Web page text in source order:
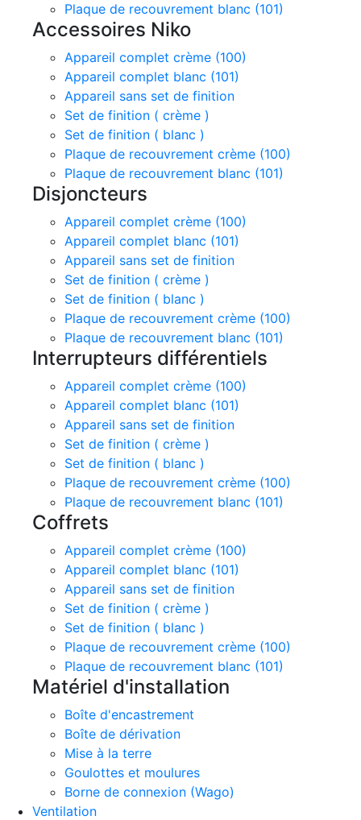
Plaque de recouvrement blanc (101)
Accessoires Niko
Appareil complet crème (100)
Appareil complet blanc (101)
Appareil sans set de finition
Set de finition ( crème )
Set de finition ( blanc )
Plaque de recouvrement crème (100)
Plaque de recouvrement blanc (101)
Disjoncteurs
Appareil complet crème (100)
Appareil complet blanc (101)
Appareil sans set de finition
Set de finition ( crème )
Set de finition ( blanc )
Plaque de recouvrement crème (100)
Plaque de recouvrement blanc (101)
Interrupteurs différentiels
Appareil complet crème (100)
Appareil complet blanc (101)
Appareil sans set de finition
Set de finition ( crème )
Set de finition ( blanc )
Plaque de recouvrement crème (100)
Plaque de recouvrement blanc (101)
Coffrets
Appareil complet crème (100)
Appareil complet blanc (101)
Appareil sans set de finition
Set de finition ( crème )
Set de finition ( blanc )
Plaque de recouvrement crème (100)
Plaque de recouvrement blanc (101)
Matériel d'installation
Boîte d'encastrement
Boîte de dérivation
Mise à la terre
Goulottes et moulures
Borne de connexion (Wago)
Ventilation